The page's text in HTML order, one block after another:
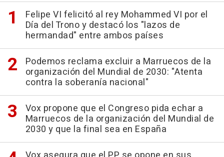
Felipe VI felicitó al rey Mohammed VI por el
Día del Trono y destacó los "lazos de
hermandad" entre ambos países
Podemos reclama excluir a Marruecos de la
organización del Mundial de 2030: "Atenta
contra la soberanía nacional"
Vox propone que el Congreso pida echar a
Marruecos de la organización del Mundial de
2030 y que la final sea en España